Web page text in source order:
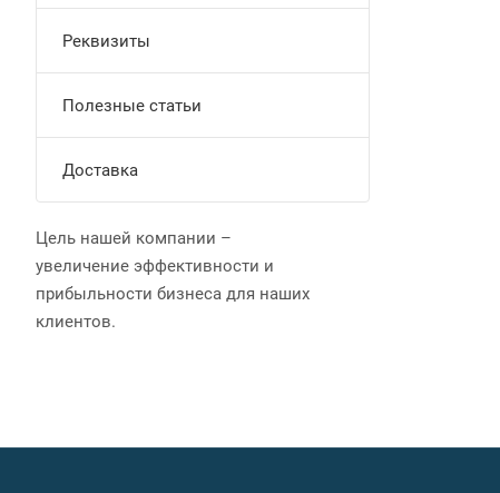
Реквизиты
Полезные статьи
Доставка
Цель нашей компании –
увеличение эффективности и
прибыльности бизнеса для наших
клиентов.